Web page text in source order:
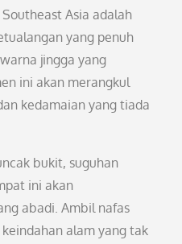
Asia adalah
yang penuh
jingga yang
ini akan merangkul
kedamaian yang tiada
bukit, suguhan
ini akan
abadi. Ambil nafas
alam yang tak